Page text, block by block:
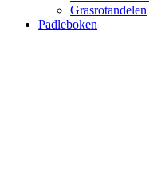
Grasrotandelen
Padleboken